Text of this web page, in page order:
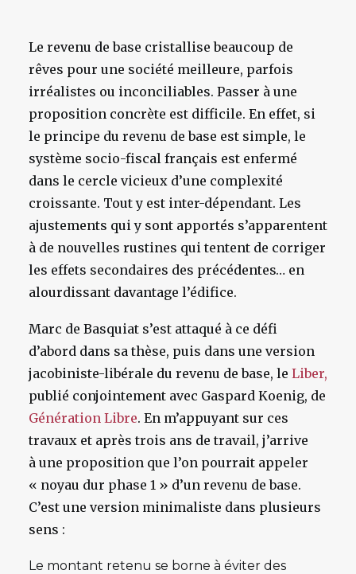
Le revenu de base cristallise beaucoup de
rêves pour une société meilleure, parfois
irréalistes ou inconciliables. Passer à une
proposition concrète est difficile. En effet, si
le principe du revenu de base est simple, le
système socio-fiscal français est enfermé
dans le cercle vicieux d’une complexité
croissante. Tout y est inter-dépendant. Les
ajustements qui y sont apportés s’apparentent
à de nouvelles rustines qui tentent de corriger
les effets secondaires des précédentes… en
alourdissant davantage l’édifice.
Marc de Basquiat s’est attaqué à ce défi
d’abord dans sa thèse, puis dans une version
jacobiniste-libérale du revenu de base, le Liber,
publié conjointement avec Gaspard Koenig, de
Génération Libre. En m’appuyant sur ces
travaux et après trois ans de travail, j’arrive
à une proposition que l’on pourrait appeler
« noyau dur phase 1 » d’un revenu de base.
C’est une version minimaliste dans plusieurs
sens :
Le montant retenu se borne à éviter des